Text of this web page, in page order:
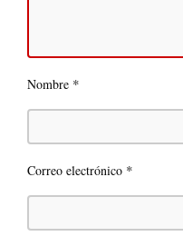
Nombre *
Correo electrónico *